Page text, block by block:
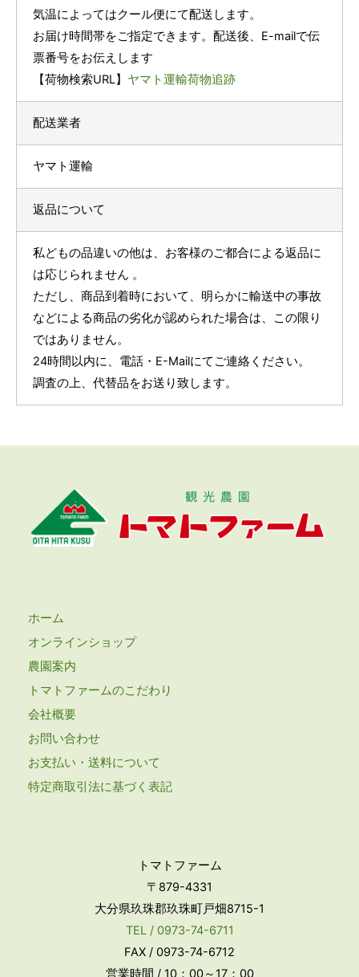
気温によってはクール便にて配送します。
お届け時間帯をご指定できます。配送後、E-mailで伝
票番号をお伝えします
【荷物検索URL】 ヤマト運輸荷物追跡
配送業者
ヤマト運輸
返品について
私どもの品違いの他は、お客様のご都合による返品に
は応じられません 。
ただし、商品到着時において、明らかに輸送中の事故
などによる商品の劣化が認められた場合は、この限り
ではありません。
24時間以内に、電話・E-Mailにてご連絡ください。
調査の上、代替品をお送り致します。
ホーム
オンラインショップ
農園案内
トマトファームのこだわり
会社概要
お問い合わせ
お支払い・送料について
特定商取引法に基づく表記
トマトファーム
〒879-4331
大分県玖珠郡玖珠町戸畑8715-1
TEL / 0973-74-6711
FAX / 0973-74-6712
営業時間 / 10：00～17：00